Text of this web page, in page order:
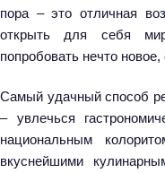
пора – это отличная
открыть для себя
попробовать нечто
Самый удачный способ
– увлечься
национальным
вкуснейшими